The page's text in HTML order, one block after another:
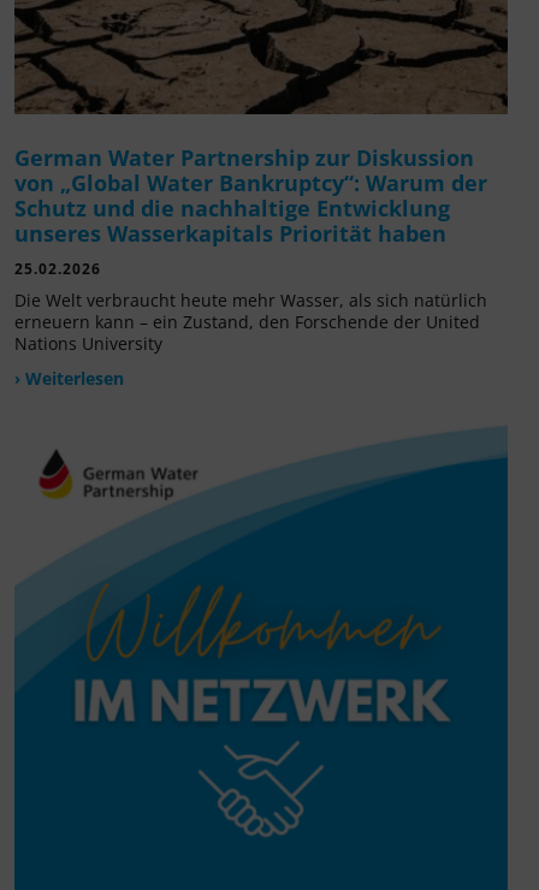
German Water Partnership zur Diskussion
von „Global Water Bankruptcy“: Warum der
Schutz und die nachhaltige Entwicklung
unseres Wasserkapitals Priorität haben
25.02.2026
Die Welt verbraucht heute mehr Wasser, als sich natürlich
erneuern kann – ein Zustand, den Forschende der United
Nations University
› Weiterlesen